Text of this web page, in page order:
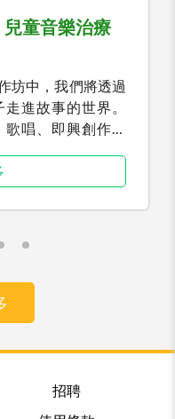
兒童音樂治療
坊中，我們將透過
進故事的世界。
唱、即興創作，
去」、「悲傷」與
好好感受、好好告
招聘